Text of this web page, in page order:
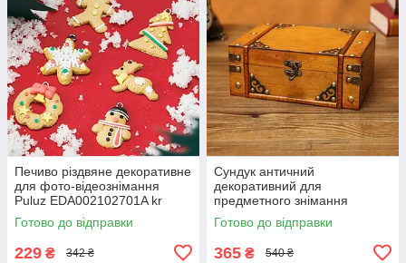
Печиво різдвяне декоративне
для фото-відеознімання
Puluz EDA002102701A kr
Готово до відправки
229 ₴ 342 ₴
Сундук античний
декоративний для
предметного знімання
жовтий Puluz
TBD0600398005 kr
Готово до відправки
365 ₴ 540 ₴